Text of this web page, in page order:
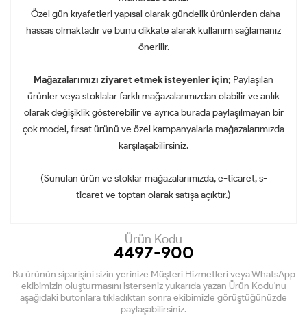
-Özel gün kıyafetleri yapısal olarak gündelik ürünlerden daha
hassas olmaktadır ve bunu dikkate alarak kullanım sağlamanız
önerilir.
Mağazalarımızı ziyaret etmek isteyenler için; Paylaşılan
ürünler veya stoklalar farklı mağazalarımızdan olabilir ve anlık
olarak değişiklik gösterebilir ve ayrıca burada paylaşılmayan bir
çok model, fırsat ürünü ve özel kampanyalarla mağazalarımızda
karşılaşabilirsiniz.
(Sunulan ürün ve stoklar mağazalarımızda, e-ticaret, s-
ticaret ve toptan olarak satışa açıktır.)
Ürün Kodu
4497-900
Bu ürünün siparişini sizin yerinize Müşteri Hizmetleri veya WhatsApp
ekibimizin oluşturmasını isterseniz yukarıda yazan Ürün Kodu'nu
aşağıdaki butonlara tıkladıktan sonra ekibimizle görüştüğünüzde
paylaşabilirsiniz.